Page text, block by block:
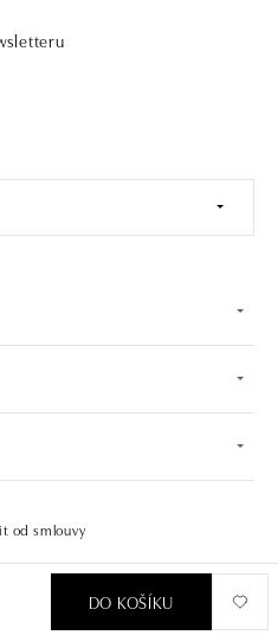
DO KOŠÍKU
práva vyhrazena.
od smlouvy